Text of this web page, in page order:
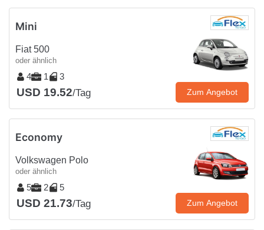
Mini
Fiat 500
oder ähnlich
4 1 3
USD 19.52/Tag Zum Angebot
Economy
Volkswagen Polo
oder ähnlich
5 2 5
USD 21.73/Tag Zum Angebot